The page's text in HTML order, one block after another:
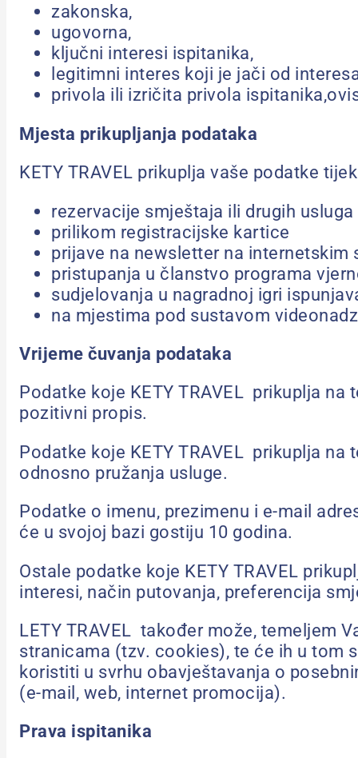
zakonska,
ugovorna,
ključni interesi ispitanika,
legitimni interes koji je jači od
privola ili izričita privola
Mjesta prikupljanja podataka
KETY TRAVEL prikuplja vaše podatke
rezervacije smještaja ili drugih
prilikom registracijske kartice
prijave na newsletter na internetskim
pristupanja u članstvo programa
sudjelovanja u nagradnoj igri
na mjestima pod sustavom
Vrijeme čuvanja podataka
Podatke koje KETY TRAVEL prikuplja
pozitivni propis.
Podatke koje KETY TRAVEL prikuplja
odnosno pružanja usluge.
Podatke o imenu, prezimenu i e-mail
će u svojoj bazi gostiju 10 godina.
Ostale podatke koje KETY TRAVEL
interesi, način putovanja, preferencija
LETY TRAVEL također može, temeljem
stranicama (tzv. cookies), te će ih u tom
koristiti u svrhu obavještavanja o
(e-mail, web, internet promocija).
Prava ispitanika